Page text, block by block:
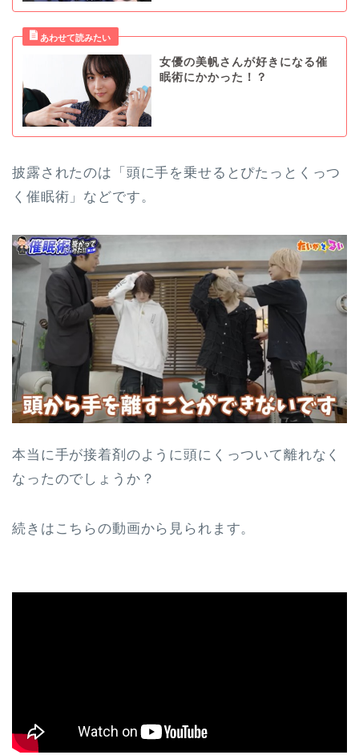
女優の美帆さんが好きになる催
眠術にかかった！？
披露されたのは「頭に手を乗せるとぴたっとくっつ
く催眠術」などです。
本当に手が接着剤のように頭にくっついて離れなく
なったのでしょうか？
続きはこちらの動画から見られます。